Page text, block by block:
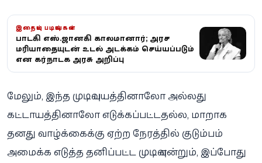
இதையும் படியுங்கள்
பாடகி எஸ்.ஜானகி காலமானார்; அரச
மரியாதையுடன் உடல் அடக்கம் செய்யப்படும்
என கர்நாடக அரசு அறிவிப்பு
மேலும், இந்த முடிவு பயத்தினாலோ அல்லது
கட்டாயத்தினாலோ எடுக்கப்பட்டதல்ல, மாறாக
தனது வாழ்க்கைக்கு ஏற்ற நேரத்தில் குடும்பம்
அமைக்க எடுத்த தனிப்பட்ட முடிவு என்றும், இப்போது